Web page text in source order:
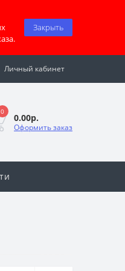
Закрыть
Личный кабинет
0
0.00р.
Оформить заказ